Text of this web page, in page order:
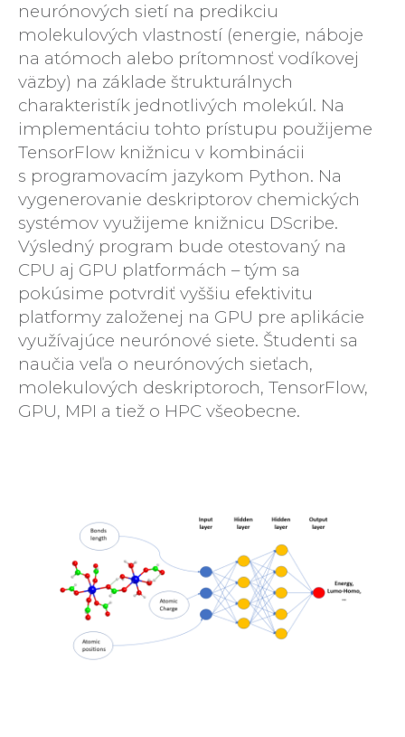
neurónových sietí na predikciu
molekulových vlastností (energie, náboje
na atómoch alebo prítomnosť vodíkovej
väzby) na základe štrukturálnych
charakteristík jednotlivých molekúl. Na
implementáciu tohto prístupu použijeme
TensorFlow knižnicu v kombinácii
s programovacím jazykom Python. Na
vygenerovanie deskriptorov chemických
systémov využijeme knižnicu DScribe.
Výsledný program bude otestovaný na
CPU aj GPU platformách – tým sa
pokúsime potvrdiť vyššiu efektivitu
platformy založenej na GPU pre aplikácie
využívajúce neurónové siete. Študenti sa
naučia veľa o neurónových sieťach,
molekulových deskriptoroch, TensorFlow,
GPU, MPI a tiež o HPC všeobecne.